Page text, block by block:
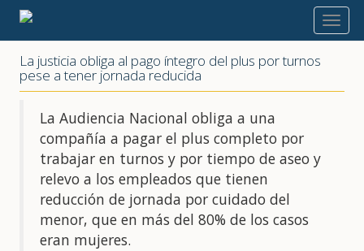
2024
La justicia obliga al pago íntegro del plus por turnos
pese a tener jornada reducida
La Audiencia Nacional obliga a una
compañía a pagar el plus completo por
trabajar en turnos y por tiempo de aseo y
relevo a los empleados que tienen
reducción de jornada por cuidado del
menor, que en más del 80% de los casos
eran mujeres.